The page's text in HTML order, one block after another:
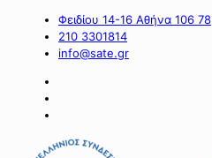
Φειδίου 14-16 Αθήνα 106 78
210 3301814
info@sate.gr